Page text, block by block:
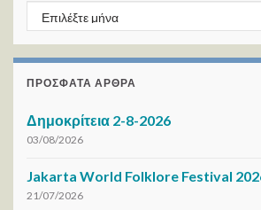
ΑΡΧΕΙΟ / ΜΗΝΑ
ΠΡΌΣΦΑΤΑ ΆΡΘΡΑ
Δημοκρίτεια 2-8-2026
03/08/2026
Jakarta World Folklore Festival
21/07/2026